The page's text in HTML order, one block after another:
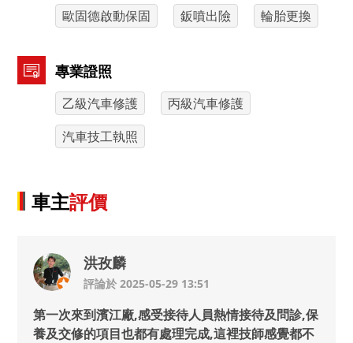
歐固德啟動保固
鈑噴出險 輪胎更換
專業證照
乙級汽車修護
丙級汽車修護
汽車技工執照
車主評價
洪孜麟
評論於 2025-05-29 13:51
第一次來到濱江廠,感受接待人員熱情接待及問診,保
養及交修的項目也都有處理完成,這裡技師感覺都不